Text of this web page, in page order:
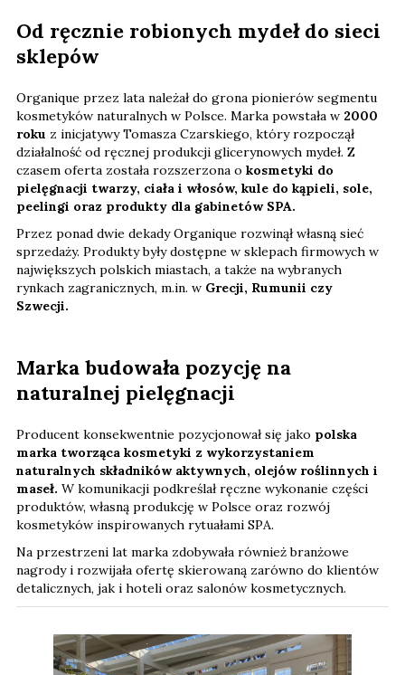
Od ręcznie robionych mydeł do sieci
sklepów
Organique przez lata należał do grona pionierów segmentu
kosmetyków naturalnych w Polsce. Marka powstała w 2000
roku z inicjatywy Tomasza Czarskiego, który rozpoczął
działalność od ręcznej produkcji glicerynowych mydeł. Z
czasem oferta została rozszerzona o kosmetyki do
pielęgnacji twarzy, ciała i włosów, kule do kąpieli, sole,
peelingi oraz produkty dla gabinetów SPA.
Przez ponad dwie dekady Organique rozwinął własną sieć
sprzedaży. Produkty były dostępne w sklepach firmowych w
największych polskich miastach, a także na wybranych
rynkach zagranicznych, m.in. w Grecji, Rumunii czy
Szwecji.
Marka budowała pozycję na
naturalnej pielęgnacji
Producent konsekwentnie pozycjonował się jako polska
marka tworząca kosmetyki z wykorzystaniem
naturalnych składników aktywnych, olejów roślinnych i
maseł. W komunikacji podkreślał ręczne wykonanie części
produktów, własną produkcję w Polsce oraz rozwój
kosmetyków inspirowanych rytuałami SPA.
Na przestrzeni lat marka zdobywała również branżowe
nagrody i rozwijała ofertę skierowaną zarówno do klientów
detalicznych, jak i hoteli oraz salonów kosmetycznych.